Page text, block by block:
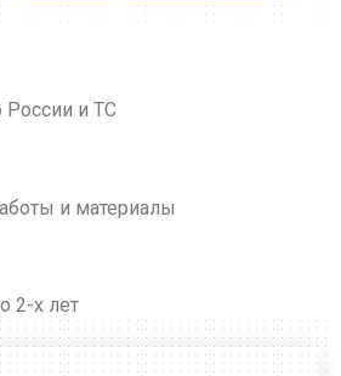
READ MORE
России и ТС
и материалы
2-х лет